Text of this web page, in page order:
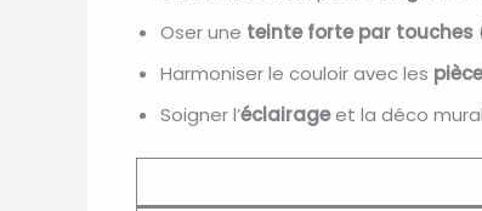
Oser une teinte forte par touches
Harmoniser le couloir avec les
Soigner l’éclairageet la déco